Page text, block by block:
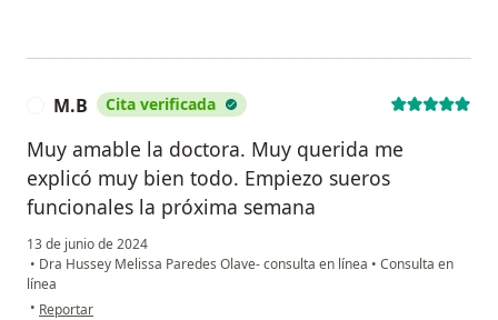
M.B Cita verificada
Muy amable la doctora. Muy querida me
explicó muy bien todo. Empiezo sueros
funcionales la próxima semana
13 de junio de 2024
• Dra Hussey Melissa Paredes Olave- consulta en línea • Consulta en
línea
• en opinión del usuario M.B
Reportar